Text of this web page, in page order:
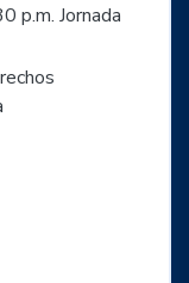
p.m. Jornada